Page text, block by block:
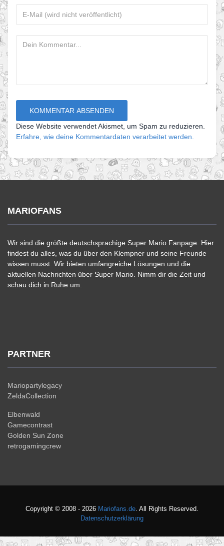
Diese Website verwendet Akismet, um Spam zu reduzieren.
Erfahre, wie deine Kommentardaten verarbeitet werden.
MARIOFANS
Wir sind die größte deutschsprachige Super Mario Fanpage. Hier
findest du alles, was du über den Klempner und seine Freunde
wissen musst. Wir bieten umfangreiche Lösungen und die
aktuellen Nachrichten über Super Mario. Nimm dir die Zeit und
schau dich in Ruhe um.
PARTNER
Mariopartylegacy
ZeldaCollection
Elbenwald
Gamecontrast
Golden Sun Zone
retrogamingcrew
Copyright © 2008 - 2026 Mariofans.de . All Rights Reserved.
Datenschutzerklärung